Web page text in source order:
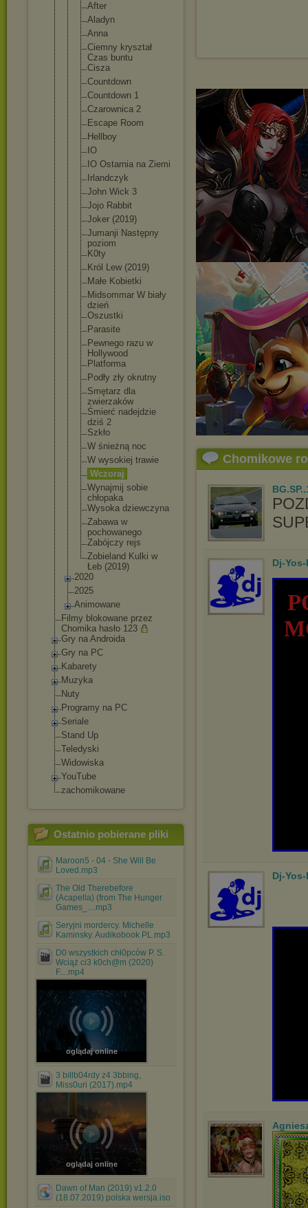
After
Aladyn
Anna
Ciemny kryształ
Czas buntu
Cisza
Countdown
Countdown 1
Czarownica 2
Escape Room
Hellboy
IO
IO Ostarnia na Ziemi
Irlandczyk
John Wick 3
Jojo Rabbit
Joker (2019)
Jumanji Następny
poziom
K0ty
Król Lew (2019)
Małe Kobietki
Midsommar W biały
dzień
Oszustki
Parasite
Pewnego razu w
Hollywood
Platforma
Podły zły okrutny
Smętarz dla
zwierzaków
Śmierć nadejdzie
dziś 2
Szkło
W śnieżną noc
W wysokiej trawie
Wczoraj
Wynajmij sobie
chłopaka
Wysoka dziewczyna
Zabawa w
pochowanego
Zabójczy rejs
Zobieland Kulki w
Łeb (2019)
2020
2025
Animowane
Filmy blokowane przez
Chomika hasło 123
Gry na Androida
Gry na PC
Kabarety
Muzyka
Nuty
Programy na PC
Seriale
Stand Up
Teledyski
Widowiska
YouTube
zachomikowane
Ostatnio pobierane pliki
Maroon5 - 04 - She Will Be
Loved.mp3
The Old Therebefore
(Acapella) (from The Hunger
Games_....mp3
Seryjni mordercy. Michelle
Kaminsky. Audikobook PL.mp3
D0 wszystkich chł0pców P. S.
Wciąż ci3 k0ch@m (2020)
F....mp4
oglądaj online
3 billb04rdy z4 3bbing,
Miss0uri (2017).mp4
oglądaj online
Dawn of Man (2019) v1.2.0
(18.07.2019) polska wersja.iso
Chomikowe
Dj-Yos-
Dj-Yos-